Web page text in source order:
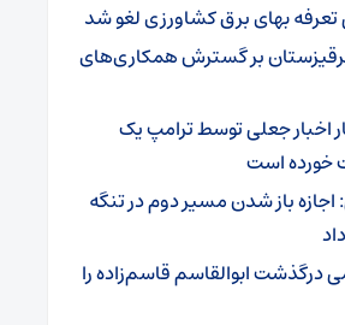
تعرفه بهای برق کشاورزی لغو شد
قرقیزستان بر گسترش همکاری‌های
اخبار جعلی توسط ترامپ یک
خورده است
باز شدن مسیر دوم در تنگه
درگذشت ابوالقاسم قاسم‌زاده را